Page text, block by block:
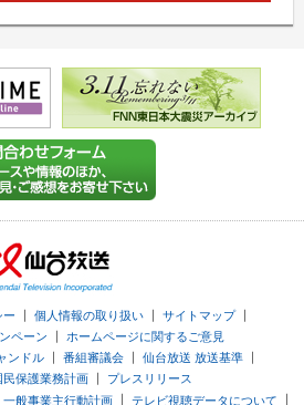
ー ｜ 個人情報の取り扱い｜ サイトマップ｜
ペーン
ホームページに関するご意見
ンドル 番組審議会 仙台放送 放送基準
保護業務計画｜
プレスリリース
一般事業主行動計画 テレビ視聴データについて